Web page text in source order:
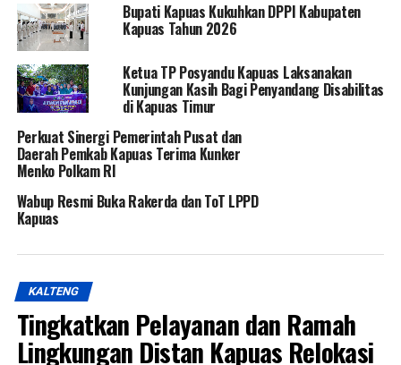
Bupati Kapuas Kukuhkan DPPI Kabupaten
Kapuas Tahun 2026
Ketua TP Posyandu Kapuas Laksanakan
Kunjungan Kasih Bagi Penyandang Disabilitas
di Kapuas Timur
Perkuat Sinergi Pemerintah Pusat dan
Daerah Pemkab Kapuas Terima Kunker
Menko Polkam RI
Wabup Resmi Buka Rakerda dan ToT LPPD
Kapuas
KALTENG
Tingkatkan Pelayanan dan Ramah
Lingkungan Distan Kapuas Relokasi